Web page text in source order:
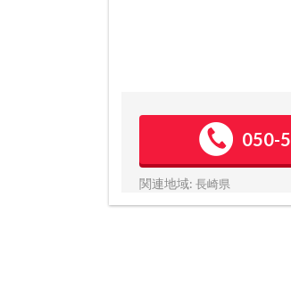
050-
関連地域: 長崎県